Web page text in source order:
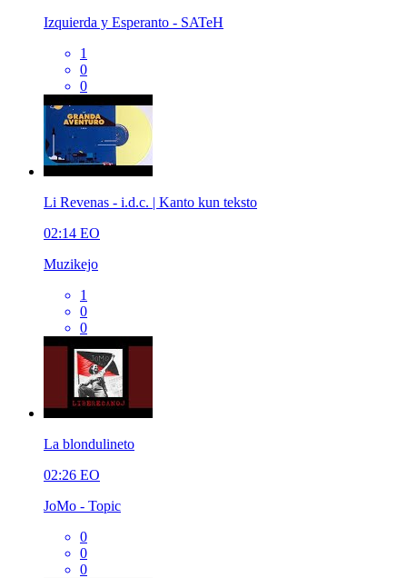
Izquierda y Esperanto - SATeH
1
0
0
Li Revenas - i.d.c. | Kanto kun teksto
02:14 EO
Muzikejo
1
0
0
La blondulineto
02:26 EO
JoMo - Topic
0
0
0